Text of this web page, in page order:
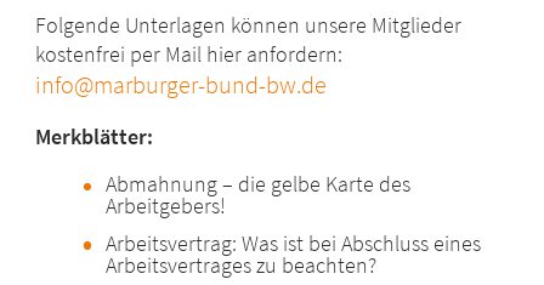
Folgende Unterlagen können unsere Mitglieder
kostenfrei per Mail hier anfordern:
info@marburger-bund-bw.de
Merkblätter:
Abmahnung – die gelbe Karte des
Arbeitgebers!
Arbeitsvertrag: Was ist bei Abschluss eines
Arbeitsvertrages zu beachten?